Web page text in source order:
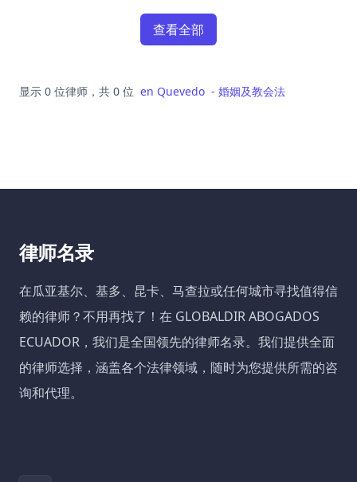
查看全部
显示 0 位律师，共 0 位 en Quevedo - 婚姻及教会法
律师名录
在瓜亚基尔、基多、昆卡、马查拉或任何城市寻找值得信
赖的律师？不用再找了！在 GLOBALDIR ABOGADOS
ECUADOR，我们是全国领先的律师名录。我们提供全面
的律师选择，涵盖各个法律领域，随时为您提供所需的咨
询和代理。